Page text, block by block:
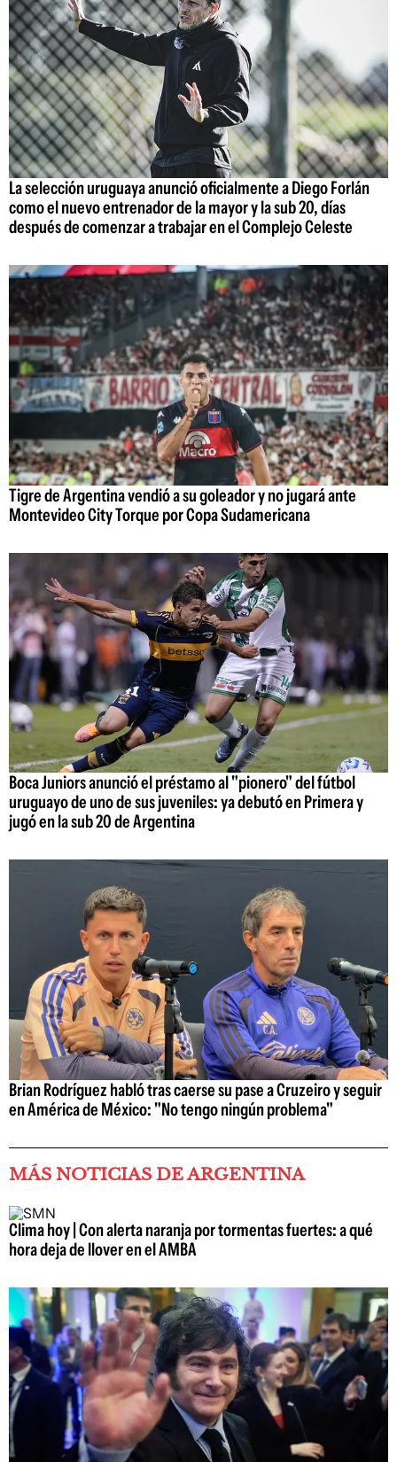
La selección uruguaya anunció oficialmente a Diego Forlán
como el nuevo entrenador de la mayor y la sub 20, días
después de comenzar a trabajar en el Complejo Celeste
Tigre de Argentina vendió a su goleador y no jugará ante
Montevideo City Torque por Copa Sudamericana
Boca Juniors anunció el préstamo al "pionero" del fútbol
uruguayo de uno de sus juveniles: ya debutó en Primera y
jugó en la sub 20 de Argentina
Brian Rodríguez habló tras caerse su pase a Cruzeiro y seguir
en América de México: "No tengo ningún problema"
MÁS NOTICIAS DE ARGENTINA
Clima hoy | Con alerta naranja por tormentas fuertes: a qué
hora deja de llover en el AMBA